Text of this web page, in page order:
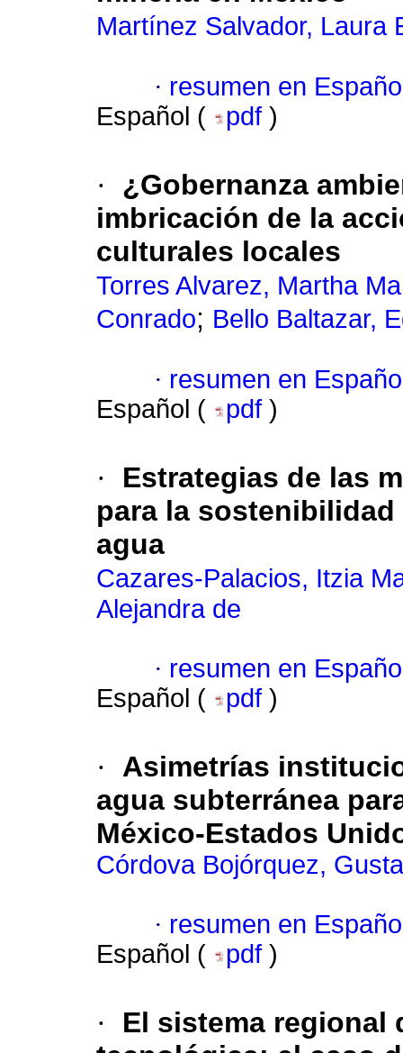
Martínez Salvador, Laura
· resumen en
Español (
pdf )
·
¿Gobernanza
imbricación de la
culturales locales
Torres Alvarez, Martha
Conrado; Bello Baltazar,
· resumen en
Español (
pdf )
·
Estrategias de las
para la
agua
Cazares-Palacios, Itzia
Alejandra de
· resumen en
Español (
pdf )
·
Asimetrías
agua subterránea
México-Estados
Córdova Bojórquez,
· resumen en
Español (
pdf )
·
El sistema